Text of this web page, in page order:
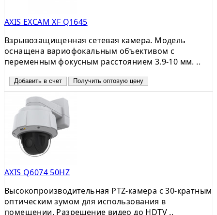
AXIS EXCAM XF Q1645
Взрывозащищенная сетевая камера. Модель
оснащена вариофокальным объективом с
переменным фокусным расстоянием 3.9-10 мм. ..
Добавить в счет Получить оптовую цену
AXIS Q6074 50HZ
Высокопроизводительная PTZ-камера с 30-кратным
оптическим зумом для использования в
помещении. Разрешение видео до HDTV ..